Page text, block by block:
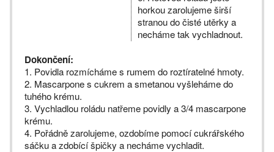
horkou zarolujeme širší
stranou do čisté utěrky a
necháme tak vychladnout.
Dokončení:
1. Povidla rozmícháme s rumem do roztíratelné hmoty.
2. Mascarpone s cukrem a smetanou vyšleháme do
tuhého krému.
3. Vychladlou roládu natřeme povidly a 3/4 mascarpone
krému.
4. Pořádně zarolujeme, ozdobíme pomocí cukrářského
sáčku a zdobící špičky a necháme vychladit.